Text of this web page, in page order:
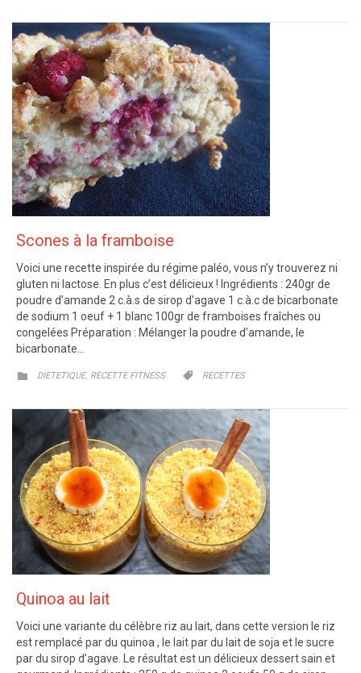
Scones à la framboise
Voici une recette inspirée du régime paléo, vous n’y trouverez ni
gluten ni lactose. En plus c’est délicieux ! Ingrédients : 240gr de
poudre d’amande 2 c.à.s de sirop d’agave 1 c.à.c de bicarbonate
de sodium 1 oeuf + 1 blanc 100gr de framboises fraîches ou
congelées Préparation : Mélanger la poudre d’amande, le
bicarbonate…
 CATEGORY
DIETETIQUE, RECETTE FITNESS  CATEGORY
RECETTES
Quinoa au lait
Voici une variante du célèbre riz au lait, dans cette version le riz
est remplacé par du quinoa , le lait par du lait de soja et le sucre
par du sirop d’agave. Le résultat est un délicieux dessert sain et